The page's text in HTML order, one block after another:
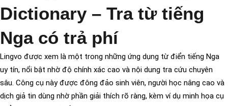
Dictionary – Tra từ tiếng
Nga có trả phí
Lingvo được xem là một trong những ứng dụng từ điển tiếng Nga
uy tín, nổi bật nhờ độ chính xác cao và nội dung tra cứu chuyên
sâu. Công cụ này được đông đảo sinh viên, người học nâng cao và
dịch giả tin dùng nhờ phần giải thích rõ ràng, kèm ví dụ minh họa cụ